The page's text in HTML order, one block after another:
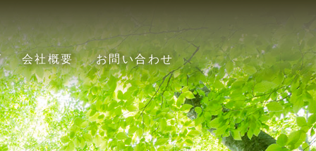
会社概要 お問い合わせ